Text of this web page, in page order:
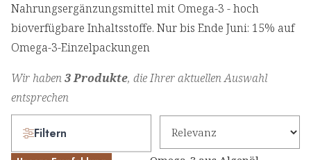
Nahrungsergänzungsmittel mit Omega-3 - hoch
bioverfügbare Inhaltsstoffe. Nur bis Ende Juni: 15% auf
Omega-3-Einzelpackungen
Wir haben3 Produkte, die Ihrer aktuellen Auswahl
entsprechen
Filtern